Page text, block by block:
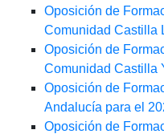
Oposición de
Comunidad Castilla
Oposición de
Comunidad Castilla
Oposición de
Andalucía para el
Oposición de